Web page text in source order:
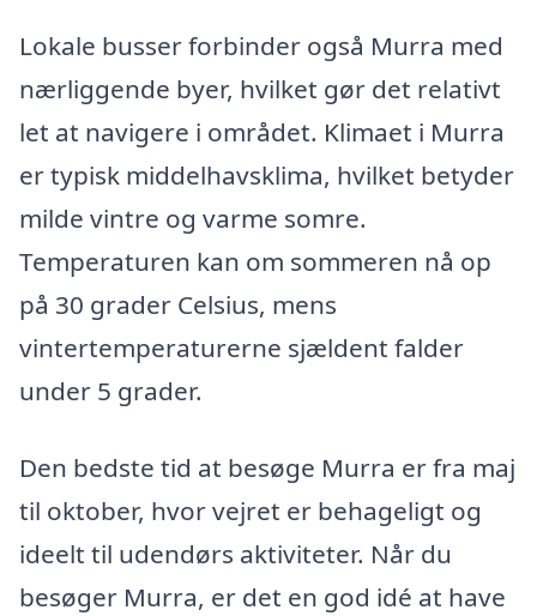
Lokale busser forbinder også Murra med
nærliggende byer, hvilket gør det relativt
let at navigere i området. Klimaet i Murra
er typisk middelhavsklima, hvilket betyder
milde vintre og varme somre.
Temperaturen kan om sommeren nå op
på 30 grader Celsius, mens
vintertemperaturerne sjældent falder
under 5 grader.
Den bedste tid at besøge Murra er fra maj
til oktober, hvor vejret er behageligt og
ideelt til udendørs aktiviteter. Når du
besøger Murra, er det en god idé at have